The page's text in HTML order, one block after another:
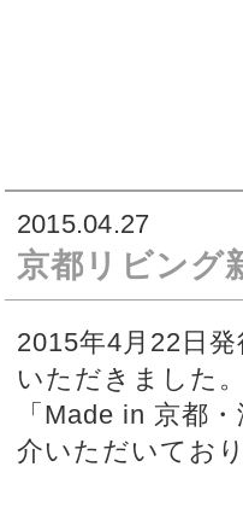
2015.04.27
京都リビング
2015年4月22日
いただきました
「Made in 京都
介いただいてお